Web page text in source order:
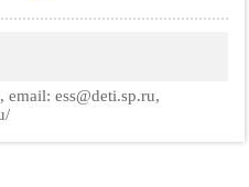
email: ess@deti.sp.ru,